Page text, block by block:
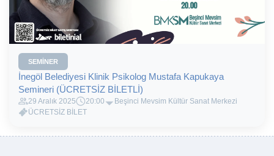
SEMINER
İnegöl Belediyesi Klinik Psikolog Mustafa Kapukaya
Semineri (ÜCRETSİZ BİLETLİ)
29 Aralık 2025 20:00
Beşinci Mevsim Kültür Sanat Merkezi
ÜCRETSİZ BİLET